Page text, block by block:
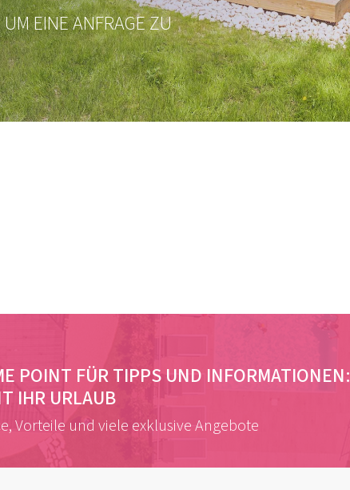
EINE ANFRAGE ZU
POINT FÜR TIPPS UND INFORMATIONEN:
IHR URLAUB
Vorteile und viele exklusive Angebote